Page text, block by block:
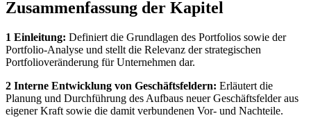
Zusammenfassung der Kapitel
1 Einleitung: Definiert die Grundlagen des Portfolios sowie der
Portfolio-Analyse und stellt die Relevanz der strategischen
Portfolioveränderung für Unternehmen dar.
2 Interne Entwicklung von Geschäftsfeldern: Erläutert die
Planung und Durchführung des Aufbaus neuer Geschäftsfelder aus
eigener Kraft sowie die damit verbundenen Vor- und Nachteile.